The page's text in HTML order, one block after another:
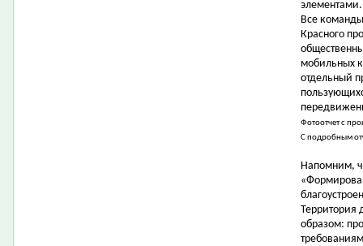
элементами.
Все
Красного
мобильных
отдельный
Фотоотчет с
С подробным
Напомним,
Территория
образом: